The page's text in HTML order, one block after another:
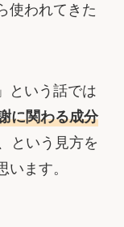
使われてきた
という話では
に関わる成分
という見方を
ます。